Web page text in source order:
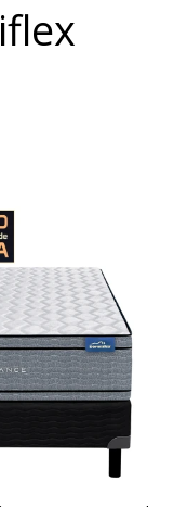
de espumas
altura de
cm y 64 cm la suma
y el sommier.
gracias a las capas
de espuma
contenidas por un
de doble Europillow.